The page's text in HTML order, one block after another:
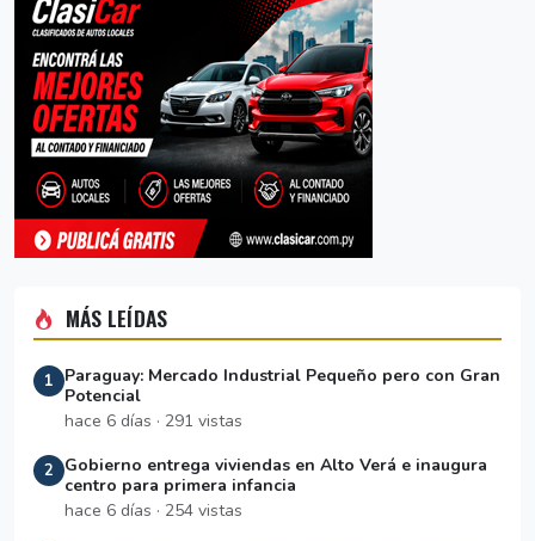
MÁS LEÍDAS
1
Paraguay: Mercado Industrial Pequeño pero con Gran
Potencial
hace 6 días · 291 vistas
2
Gobierno entrega viviendas en Alto Verá e inaugura
centro para primera infancia
hace 6 días · 254 vistas